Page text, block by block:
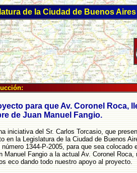
de la Ciudad de Buenos Aires
para que Av. Coronel Roca,
de Juan Manuel Fangio.
iniciativa del Sr. Carlos Torcasio, que
en la Legislatura de la Ciudad de Buenos
número 1344-P-2005, para que sea colocado
Manuel Fangio a la actual Av. Coronel Roca,
eco dando todo nuestro apoyo al proyecto.